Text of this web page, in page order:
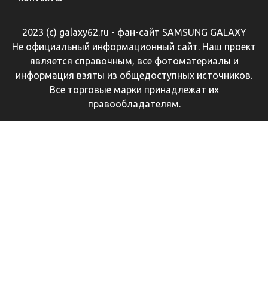
2023 (с) galaxy62.ru - фан-сайт SAMSUNG GALAXY
Не официальный информационный сайт. Наш проект
является справочным, все фотоматериалы и
информация взяты из общедоступных источников.
Все торговые марки принадлежат их
правообладателям.